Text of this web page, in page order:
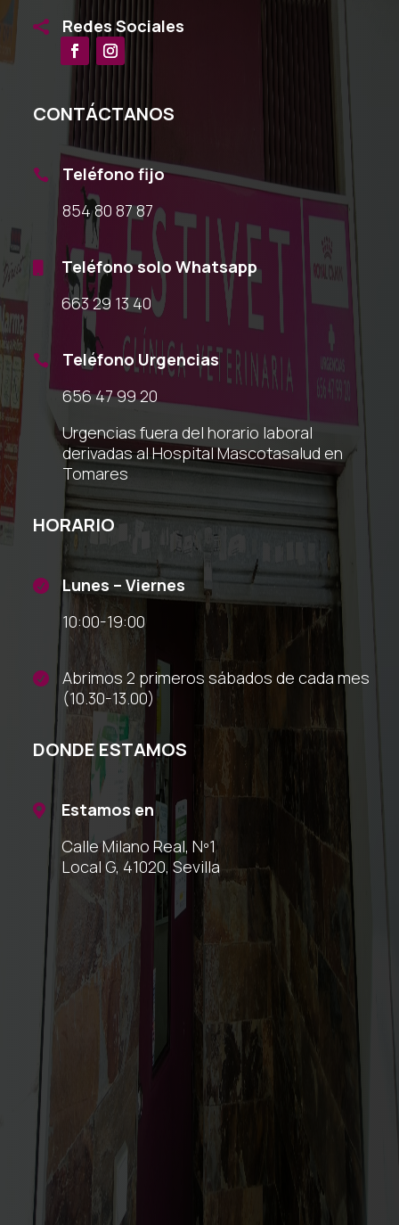
 Redes Sociales
CONTÁCTANOS

Teléfono fijo
854 80 87 87
Teléfono solo Whatsapp
663 29 13 40

Teléfono Urgencias
656 47 99 20
Urgencias fuera del horario laboral
derivadas al Hospital Mascotasalud en
Tomares
HORARIO

Lunes – Viernes
10:00-19:00

Abrimos 2 primeros sábados de cada mes
(10.30-13.00)
DONDE ESTAMOS

Estamos en
Calle Milano Real, Nº1
Local G, 41020, Sevilla